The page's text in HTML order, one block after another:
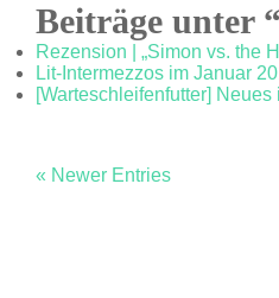
Beiträge unter
Rezension | „Simon vs. the
Lit-Intermezzos im Januar
[Warteschleifenfutter] Neues
« Newer Entries